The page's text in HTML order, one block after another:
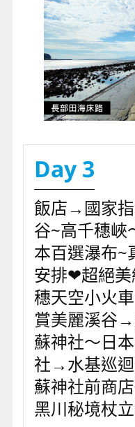
Day 3
飯店→國家
谷~高千穗峽
本百選瀑布
安排❤超絕
穗天空小火
賞美麗溪谷
蘇神社～日
社→水基巡
蘇神社前商
黑川秘境杖